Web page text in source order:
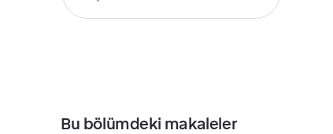
Bu bölümdeki makaleler